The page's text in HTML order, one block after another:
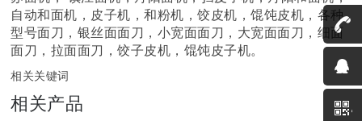
自动和面机，皮子机，和粉机，饺皮机，馄饨皮机，各种
型号面刀，银丝面面刀，小宽面面刀，大宽面面刀，细面
面刀，拉面面刀，饺子皮机，馄饨皮子机。
相关关键词
相关产品